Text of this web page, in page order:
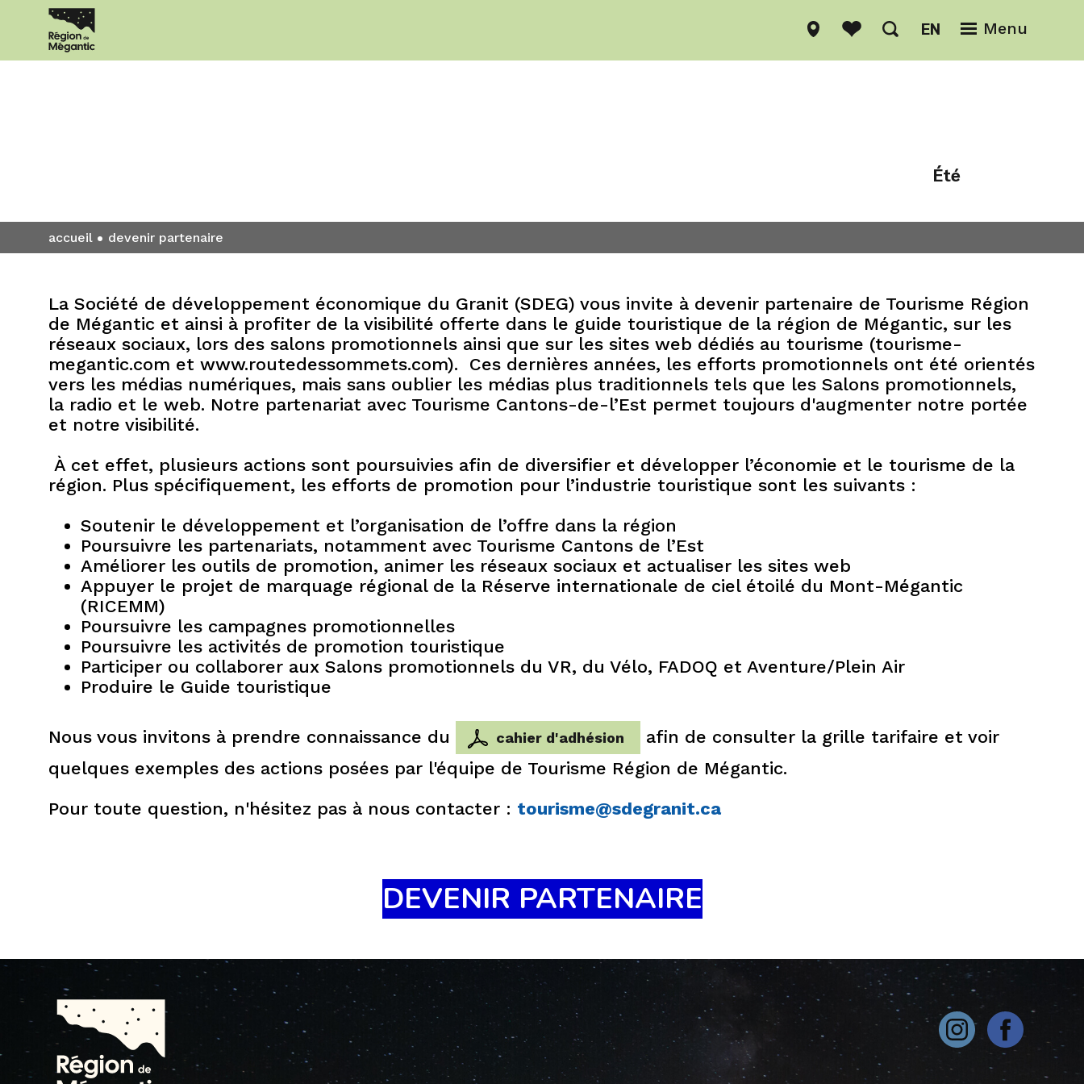
Menu
EN
Été
accueil devenir partenaire
La Société de développement économique du Granit (SDEG) vous invite à devenir partenaire de Tourisme Région
de Mégantic et ainsi à profiter de la visibilité offerte dans le guide touristique de la région de Mégantic, sur les
réseaux sociaux, lors des salons promotionnels ainsi que sur les sites web dédiés au tourisme (tourisme-
megantic.com et www.routedessommets.com). Ces dernières années, les efforts promotionnels ont été orientés
vers les médias numériques, mais sans oublier les médias plus traditionnels tels que les Salons promotionnels,
la radio et le web. Notre partenariat avec Tourisme Cantons-de-l’Est permet toujours d'augmenter notre portée
et notre visibilité.
À cet effet, plusieurs actions sont poursuivies afin de diversifier et développer l’économie et le tourisme de la
région. Plus spécifiquement, les efforts de promotion pour l’industrie touristique sont les suivants :
Soutenir le développement et l’organisation de l’offre dans la région
Poursuivre les partenariats, notamment avec Tourisme Cantons de l’Est
Améliorer les outils de promotion, animer les réseaux sociaux et actualiser les sites web
Appuyer le projet de marquage régional de la Réserve internationale de ciel étoilé du Mont-Mégantic
(RICEMM)
Poursuivre les campagnes promotionnelles
Poursuivre les activités de promotion touristique
Participer ou collaborer aux Salons promotionnels du VR, du Vélo, FADOQ et Aventure/Plein Air
Produire le Guide touristique
Nous vous invitons à prendre connaissance du cahier d'adhésion
afin de consulter la grille tarifaire et voir
quelques exemples des actions posées par l'équipe de Tourisme Région de Mégantic.
Pour toute question, n'hésitez pas à nous contacter : tourisme@sdegranit.ca
DEVENIR PARTENAIRE